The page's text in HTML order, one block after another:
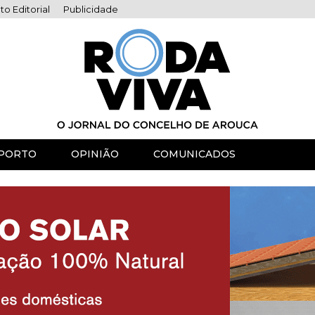
Editorial Publicidade
OPINIÃO COMUNICADOS